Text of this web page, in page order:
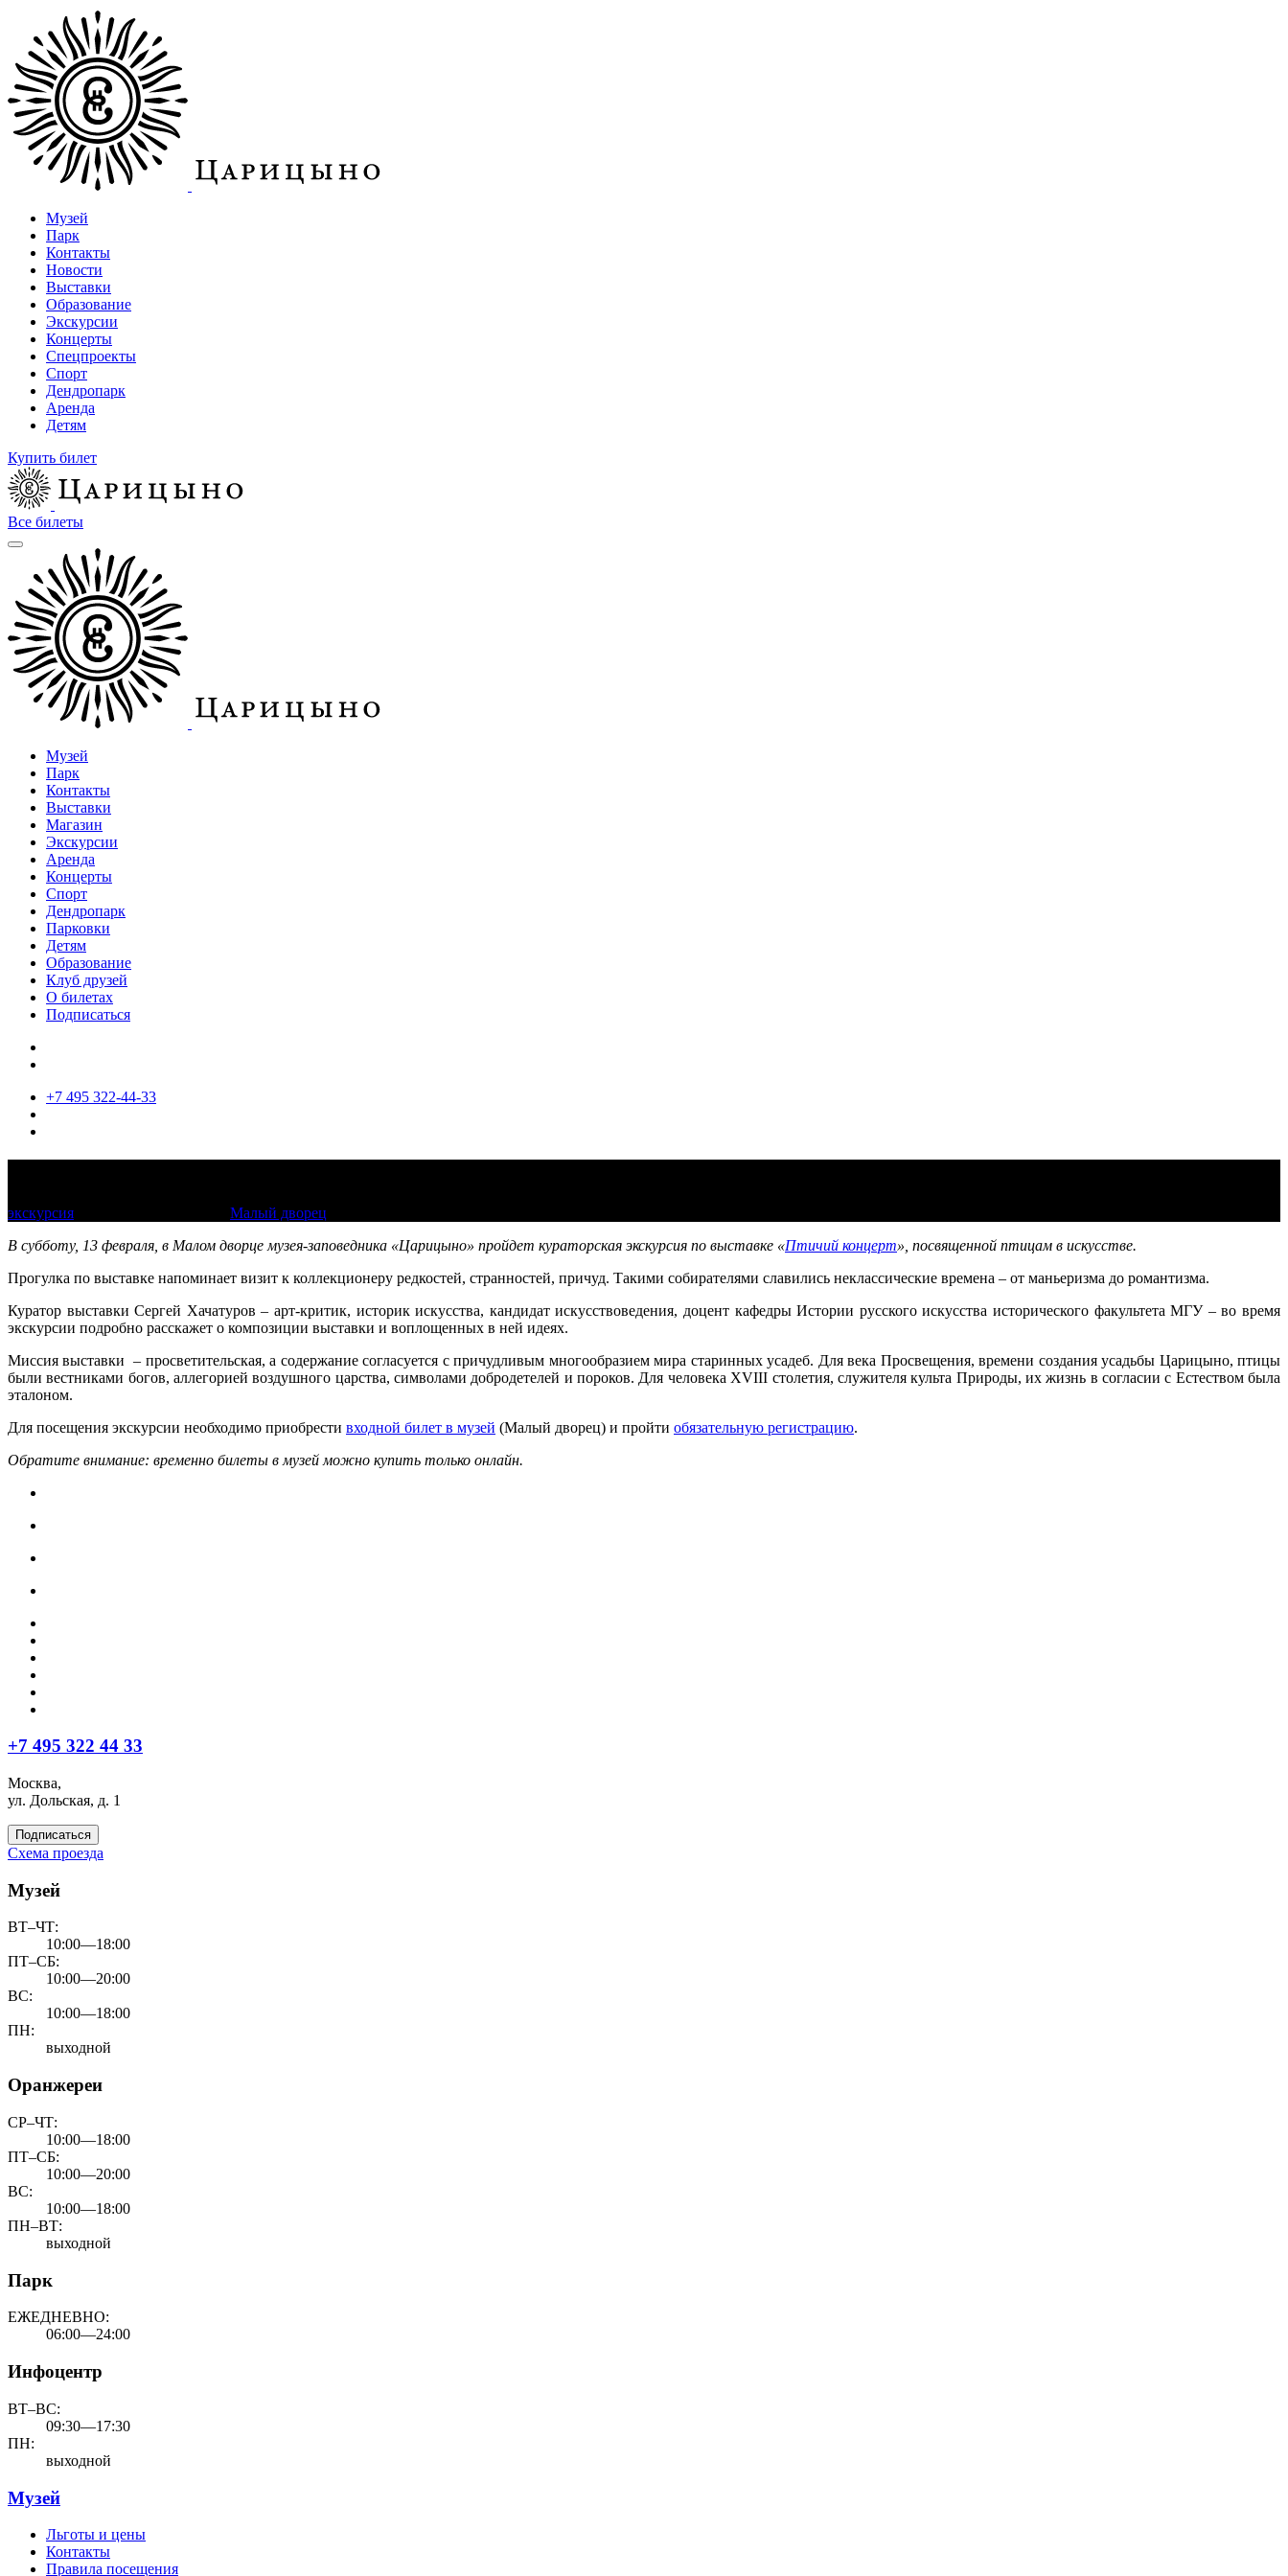
Музей
Парк
Контакты
Новости
Выставки
Образование
Экскурсии
Концерты
Спецпроекты
Спорт
Дендропарк
Аренда
Детям
Купить билет
Все билеты
Музей
Парк
Контакты
Выставки
Магазин
Экскурсии
Аренда
Концерты
Спорт
Дендропарк
Парковки
Детям
Образование
Клуб друзей
О билетах
Подписаться
+7 495 322-44-33
экскурсия
Малый дворец
В субботу, 13 февраля, в Малом дворце музея-заповедника «Царицыно» пройдет кураторская экскурсия по выставке «Птичий концерт», посвященной птицам в искусстве.
Прогулка по выставке напоминает визит к коллекционеру редкостей, странностей, причуд. Такими собирателями славились неклассические времена – от маньеризма до романтизма.
Куратор выставки Сергей Хачатуров – арт-критик, историк искусства, кандидат искусствоведения, доцент кафедры Истории русского искусства исторического факультета МГУ – во время
экскурсии подробно расскажет о композиции выставки и воплощенных в ней идеях.
Миссия выставки – просветительская, а содержание согласуется с причудливым многообразием мира старинных усадеб. Для века Просвещения, времени создания усадьбы Царицыно, птицы
были вестниками богов, аллегорией воздушного царства, символами добродетелей и пороков. Для человека XVIII столетия, служителя культа Природы, их жизнь в согласии с Естеством была
эталоном.
Для посещения экскурсии необходимо приобрести входной билет в музей (Малый дворец) и пройти обязательную регистрацию.
Обратите внимание: временно билеты в музей можно купить только онлайн.
+7 495 322 44 33
Москва,
ул. Дольская, д. 1
Подписаться
Схема проезда
Музей
ВТ–ЧТ:
10:00—18:00
ПТ–СБ:
10:00—20:00
ВС:
10:00—18:00
ПН:
выходной
Оранжереи
СР–ЧТ:
10:00—18:00
ПТ–СБ:
10:00—20:00
ВС:
10:00—18:00
ПН–ВТ:
выходной
Парк
ЕЖЕДНЕВНО:
06:00—24:00
Инфоцентр
ВТ–ВС:
09:30—17:30
ПН:
выходной
Музей
Льготы и цены
Контакты
Правила посещения